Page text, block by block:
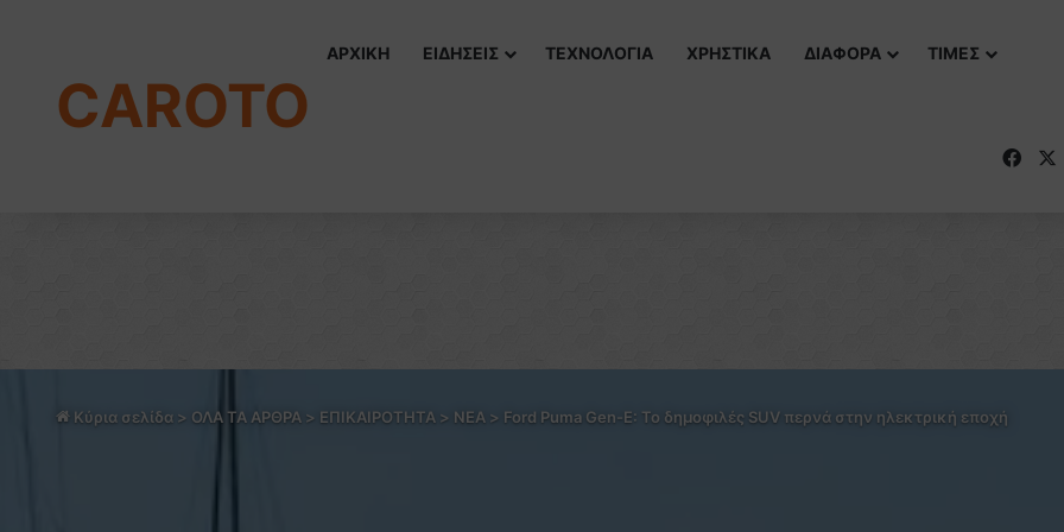
CAROTO
ΑΡΧΙΚΗ ΕΙΔΗΣΕΙΣ ΤΕΧΝΟΛΟΓΙΑ ΧΡΗΣΤΙΚΑ ΔΙΑΦΟΡΑ ΤΙΜΕΣ
Κύρια σελίδα > ΟΛΑ ΤΑ ΑΡΘΡΑ > ΕΠΙΚΑΙΡΟΤΗΤΑ > NEA > Ford Puma Gen-E: Το δημοφιλές SUV περνά στην ηλεκτρική εποχή